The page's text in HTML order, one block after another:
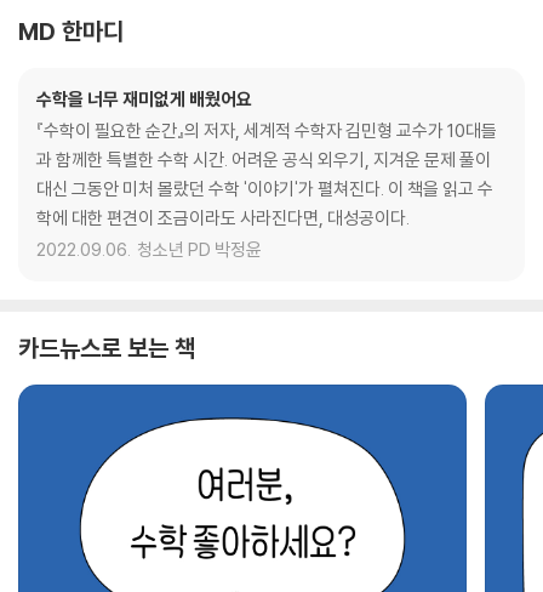
MD 한마디
수학을 너무 재미없게 배웠어요
『수학이 필요한 순간』의 저자, 세계적 수학자 김민형 교수가 10대들
과 함께한 특별한 수학 시간. 어려운 공식 외우기, 지겨운 문제 풀이
대신 그동안 미처 몰랐던 수학 '이야기'가 펼쳐진다. 이 책을 읽고 수
학에 대한 편견이 조금이라도 사라진다면, 대성공이다.
2022.09.06. 청소년 PD 박정윤
카드뉴스로 보는 책